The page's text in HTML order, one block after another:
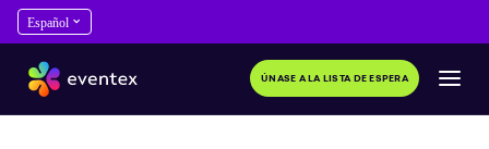
ÚNASE A LA LISTA DE ESPERA